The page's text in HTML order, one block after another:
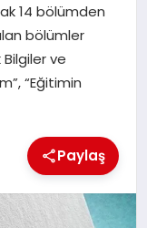
14 bölümden
bölümler
Bilgiler ve
“Eğitimin
Paylaş